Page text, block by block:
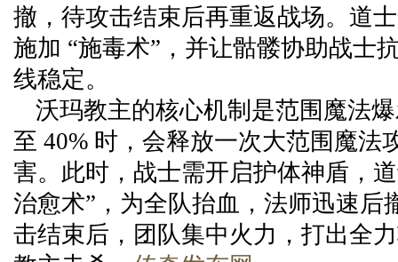
撤，待攻击结束后再重返战场。道
施加 “施毒术”，并让骷髅协助战士
线稳定。
沃玛教主的核心机制是范围魔法
至 40% 时，会释放一次大范围魔法
害。此时，战士需开启护体神盾，
治愈术”，为全队抬血，法师迅速后
击结束后，团队集中火力，打出全